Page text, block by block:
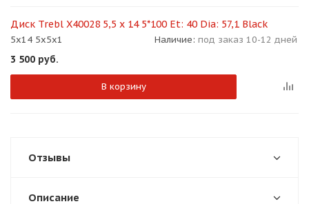
Диск Trebl X40028 5,5 x 14 5*100 Et: 40 Dia: 57,1 Black
5x14 5x5x1 Наличие: под заказ 10-12 дней
3 500 руб.
В корзину
Отзывы
Описание